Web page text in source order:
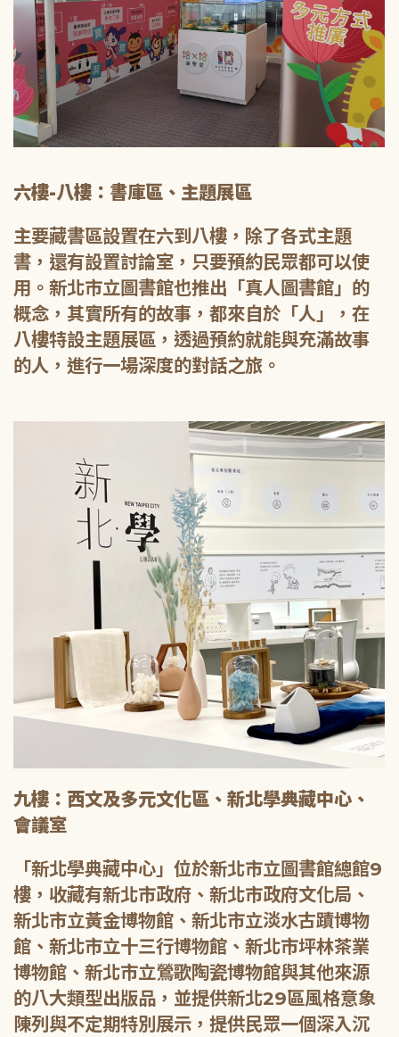
六樓-八樓：書庫區、主題展區
主要藏書區設置在六到八樓，除了各式主題
書，還有設置討論室，只要預約民眾都可以使
用。新北市立圖書館也推出「真人圖書館」的
概念，其實所有的故事，都來自於「人」，在
八樓特設主題展區，透過預約就能與充滿故事
的人，進行一場深度的對話之旅。
九樓：西文及多元文化區、新北學典藏中心、
會議室
「新北學典藏中心」位於新北市立圖書館總館9
樓，收藏有新北市政府、新北市政府文化局、
新北市立黃金博物館、新北市立淡水古蹟博物
館、新北市立十三行博物館、新北市坪林茶業
博物館、新北市立鶯歌陶瓷博物館與其他來源
的八大類型出版品，並提供新北29區風格意象
陳列與不定期特別展示，提供民眾一個深入沉